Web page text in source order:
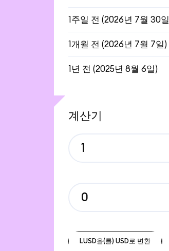
1주일 전 (2026년 7월 30일
1개월 전 (2026년 7월 7일)
1년 전 (2025년 8월 6일)
계산기
LUSD을(를) USD로 변환